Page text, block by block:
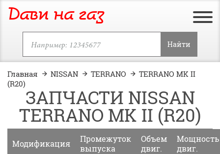
Дави на газ
Найти
Главная NISSAN TERRANO
TERRANO MK II
(R20)
ЗАПЧАСТИ NISSAN
TERRANO MK II (R20)
Модификация
Промежуток
выпуска
Объем
двиг.
Мощность
двиг.